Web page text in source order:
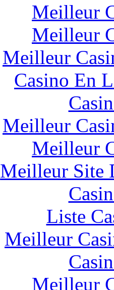
Meilleur
Meilleur
Meilleur
Casino En
Meilleur
Meilleur
Meilleur Site
Liste
Meilleur
Meilleur